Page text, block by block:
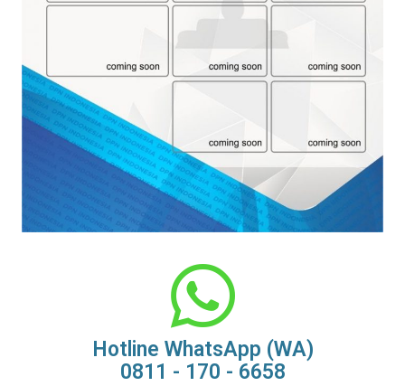
Hotline WhatsApp (WA)
0811 - 170 - 6658